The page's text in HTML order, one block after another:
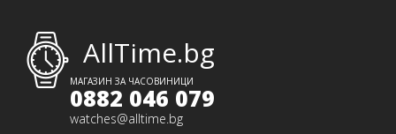
AllTime.bg
МАГАЗИН ЗА ЧАСОВИНИЦИ
0882 046 079
watches@alltime.bg